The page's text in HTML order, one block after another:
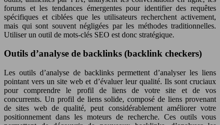
forums et les tendances émergentes pour identifier des requêtes
spécifiques et ciblées que les utilisateurs recherchent activement,
mais qui sont souvent négligées par les méthodes traditionnelles.
Utiliser un outil de mots-clés SEO est donc stratégique.
Outils d’analyse de backlinks (backlink checkers)
Les outils d’analyse de backlinks permettent d’analyser les liens
pointant vers un site web et d’évaluer leur qualité. Ils sont cruciaux
pour comprendre le profil de liens de votre site et de vos
concurrents. Un profil de liens solide, composé de liens provenant
de sites web de qualité, peut considérablement améliorer votre
positionnement dans les moteurs de recherche. Ces outils vous